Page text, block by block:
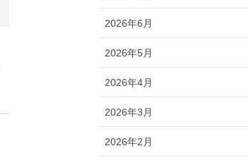
2026年6月
2026年5月
2026年4月
2026年3月
2026年2月